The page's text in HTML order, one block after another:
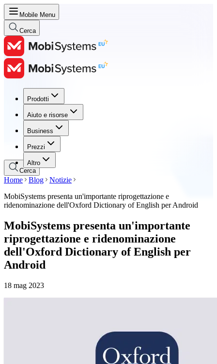
Mobile Menu
Cerca
Prodotti
Aiuto e risorse
Business
Prezzi
Altro
Prodotti
Aiuto e risorse
Business
Prezzi
Cerca
Home Blog
Notizie
MobiSystems presenta un'importante riprogettazione e
ridenominazione dell'Oxford Dictionary of English per Android
MobiSystems presenta un'importante
riprogettazione e ridenominazione
dell'Oxford Dictionary of English per
Android
18 mag 2023